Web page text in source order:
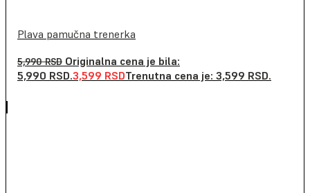
Plava pamučna trenerka
5,990RSD Originalna cena je bila:
5,990 RSD.3,599 RSDTrenutna cena je: 3,599 RSD.